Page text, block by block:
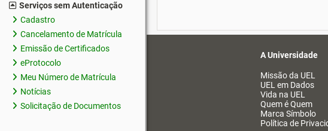
Serviços sem Autenticação
Cadastro
Cancelamento de Matrícula
Emissão de Certificados
eProtocolo
Meu Número de Matrícula
Notícias
Solicitação de Documentos
A Universidade
Missão da UEL
UEL em Dados
Vida na UEL
Quem é Quem
Marca Símbolo
Política de